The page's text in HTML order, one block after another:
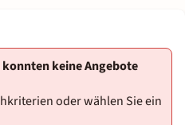
keine Angebote
oder wählen Sie ein